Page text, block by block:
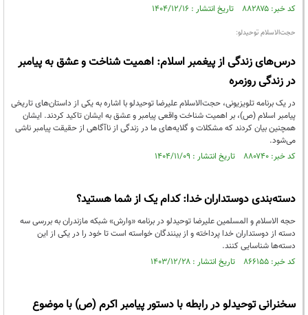
کد خبر: ۸۸۲۸۷۵ تاریخ انتشار : ۱۴۰۴/۱۲/۱۶
حجت‌الاسلام توحیدلو:
درس‌های زندگی از پیغمبر اسلام: اهمیت شناخت و عشق به پیامبر
در زندگی روزمره
در یک برنامه تلویزیونی، حجت‌الاسلام علیرضا توحیدلو با اشاره به یکی از داستان‌های تاریخی
پیامبر اسلام (ص)، بر اهمیت شناخت واقعی پیامبر و عشق به ایشان تاکید کردند. ایشان
همچنین بیان کردند که مشکلات و گلایه‌های ما در زندگی از ناآگاهی از حقیقت پیامبر ناشی
می‌شود.
کد خبر: ۸۸۰۷۴۰ تاریخ انتشار : ۱۴۰۴/۱۱/۰۹
دسته‌بندی دوستداران خدا: کدام یک از شما هستید؟
حجه الاسلام و المسلمین علیرضا توحیدلو در برنامه «وارش» شبکه مازندران به بررسی سه
دسته از دوستداران خدا پرداخته و از بینندگان خواسته است تا خود را در یکی از این
دسته‌ها شناسایی کنند.
کد خبر: ۸۶۶۱۵۵ تاریخ انتشار : ۱۴۰۳/۱۲/۲۸
سخنرانی توحیدلو در رابطه با دستور پیامبر اکرم (ص) با موضوع